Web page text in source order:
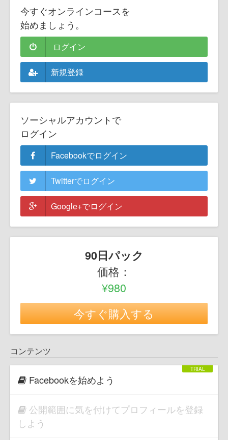
今すぐオンラインコースを
始めましょう。
ログイン
新規登録
ソーシャルアカウントで
ログイン
Facebookでログイン
Twitterでログイン
Google+でログイン
90日パック
価格：
¥980
今すぐ購入する
コンテンツ
Facebookを始めよう
公開範囲に気を付けてプロフィールを登録
しよう